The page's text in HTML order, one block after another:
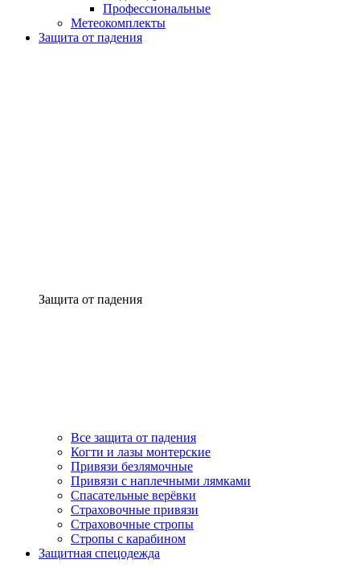
Профессиональные
Метеокомплекты
Защита от падения
Защита от падения
Все защита от падения
Когти и лазы монтерские
Привязи безлямочные
Привязи с наплечными лямками
Спасательные верёвки
Страховочные привязи
Страховочные стропы
Стропы с карабином
Защитная спецодежда